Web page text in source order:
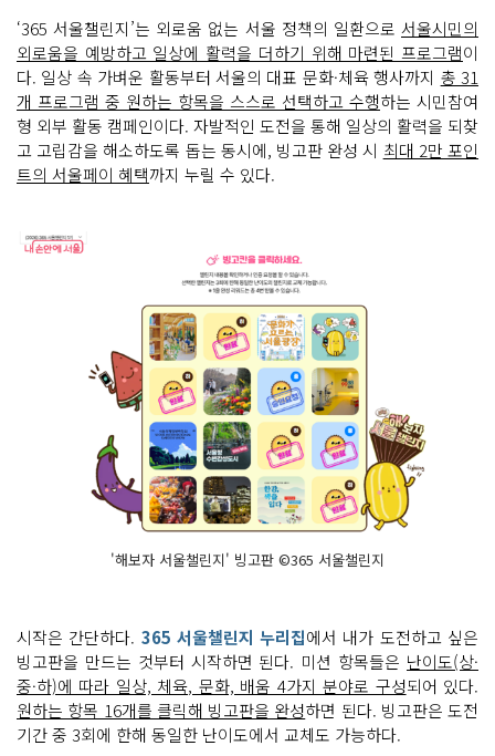
‘365 서울챌린지’는 외로움 없는 서울 정책의 일환으로 서울시민의
외로움을 예방하고 일상에 활력을 더하기 위해 마련된 프로그램이
다. 일상 속 가벼운 활동부터 서울의 대표 문화·체육 행사까지 총 31
개 프로그램 중 원하는 항목을 스스로 선택하고 수행하는 시민참여
형 외부 활동 캠페인이다. 자발적인 도전을 통해 일상의 활력을 되찾
고 고립감을 해소하도록 돕는 동시에, 빙고판 완성 시 최대 2만 포인
트의 서울페이 혜택까지 누릴 수 있다.
'해보자 서울챌린지' 빙고판 ©365 서울챌린지
시작은 간단하다. 365 서울챌린지 누리집에서 내가 도전하고 싶은
빙고판을 만드는 것부터 시작하면 된다. 미션 항목들은 난이도(상·
중·하)에 따라 일상, 체육, 문화, 배움 4가지 분야로 구성되어 있다.
원하는 항목 16개를 클릭해 빙고판을 완성하면 된다. 빙고판은 도전
기간 중 3회에 한해 동일한 난이도에서 교체도 가능하다.